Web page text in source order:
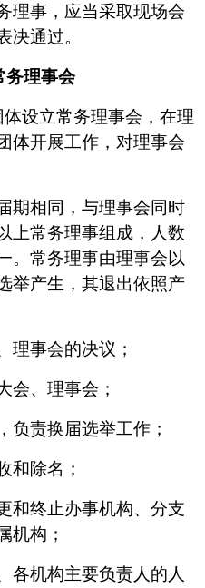
理事，应当采取现场会
决通过。
务理事会
设立常务理事会，在理
体开展工作，对理事会
相同，与理事会同时
上常务理事组成，人数
。常务理事由理事会以
举产生，其退出依照产
事会的决议；
、理事会；
责换届选举工作；
除名；
终止办事机构、分支
机构；
机构主要负责人的人